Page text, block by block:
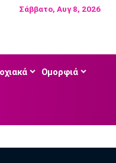
Σάββατο, Αυγ 8, 2026
Ομορφιά